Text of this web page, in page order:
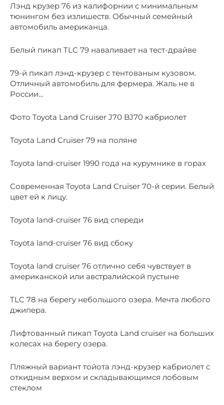
Лэнд крузер 76 из калифорнии с минимальным
тюнингом без излишеств. Обычный семейный
автомобиль американца.
Белый пикап TLC 79 наваливает на тест-драйве
79-й пикап лэнд-крузер с тентованым кузовом.
Отличный автомобиль для фермера. Жаль не в
России…
Фото Toyota Land Cruiser J70 BJ70 кабриолет
Toyota Land Cruiser 79 на поляне
Toyota land-cruiser 1990 года на курумнике в горах
Современная Toyota Land Cruiser 70-й серии. Белый
цвет ей к лицу.
Toyota land-cruiser 76 вид спереди
Toyota land-cruiser 76 вид сбоку
Toyota land cruiser 76 отлично себя чувствует в
американской или австралийской пустыне
TLC 78 на берегу небольшого озера. Мечта любого
джипера.
Лифтованный пикап Toyota Land cruiser на больших
колесах на берегу озера.
Пляжный вариант тойота лэнд-крузер кабриолет с
откидным верхом и складывающимся лобовым
стеклом